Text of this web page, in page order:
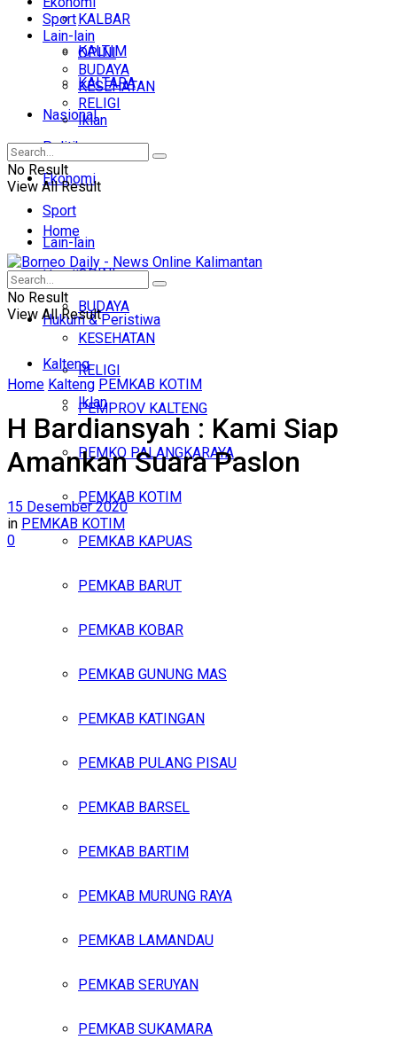
KALBAR
KALTIM
KALTARA
Nasional
Politik
Ekonomi
Sport
Lain-lain
OPINI
BUDAYA
KESEHATAN
RELIGI
Iklan
Senin, Agustus 10, 2026
Sport
Lain-lain
OPINI
BUDAYA
KESEHATAN
RELIGI
Iklan
No Result
View All Result
Home
Headline
Hukum & Peristiwa
Kalteng
PEMPROV KALTENG
PEMKO PALANGKARAYA
PEMKAB KOTIM
PEMKAB KAPUAS
PEMKAB BARUT
PEMKAB KOBAR
PEMKAB GUNUNG MAS
PEMKAB KATINGAN
PEMKAB PULANG PISAU
PEMKAB BARSEL
PEMKAB BARTIM
PEMKAB MURUNG RAYA
PEMKAB LAMANDAU
PEMKAB SERUYAN
PEMKAB SUKAMARA
No Result
View All Result
Home Kalteng PEMKAB KOTIM
H Bardiansyah : Kami Siap
Amankan Suara Paslon
15 Desember 2020
in PEMKAB KOTIM
0